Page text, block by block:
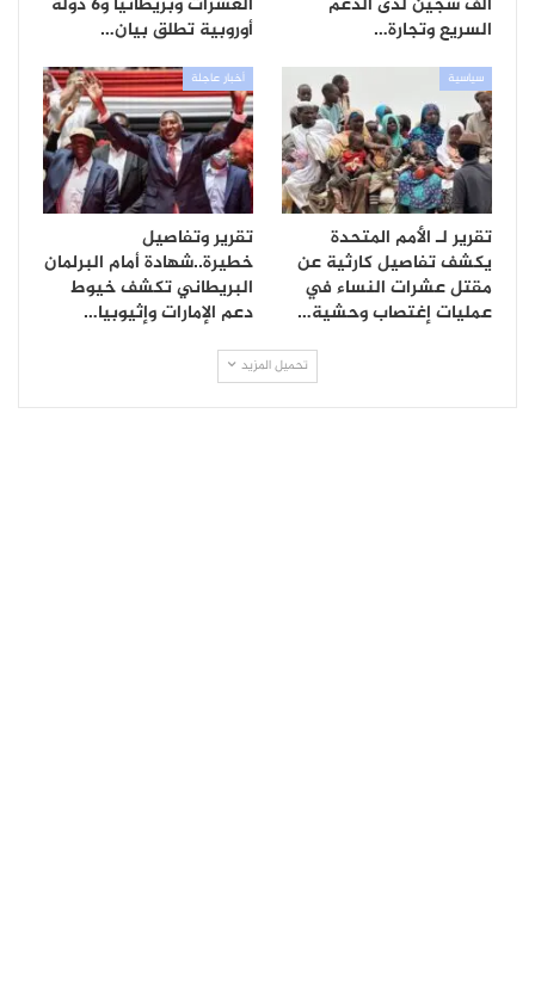
السريع وتجارة…
أوروبية تطلق بيان…
سياسية
تقرير لـ الأمم المتحدة
يكشف تفاصيل كارثية عن
مقتل عشرات النساء في
عمليات إغتصاب وحشية…
أخبار عاجلة
تقرير وتفاصيل
خطيرة..شهادة أمام البرلمان
البريطاني تكشف خيوط
دعم الإمارات وإثيوبيا…
تحميل المزيد